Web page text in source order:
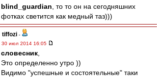
blind_guardian , то то он на сегодняшних
фотках светится как медный таз)))
tiffozi -
30 июл 2014 16:05
словесник
Это определенно утро ))
Видимо "успешные и состоятельные" таки